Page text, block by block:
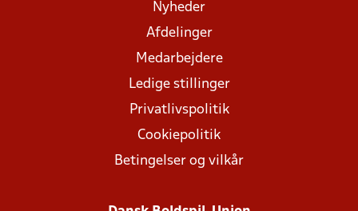
Nyheder
Afdelinger
Medarbejdere
Ledige stillinger
Privatlivspolitik
Cookiepolitik
Betingelser og vilkår